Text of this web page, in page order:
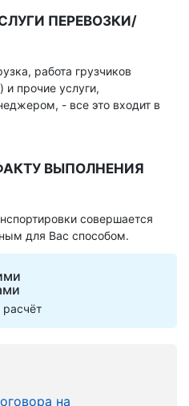
ПЕРЕВОЗКИ/
работа грузчиков
и прочие услуги,
- все это входит в
ВЫПОЛНЕНИЯ
совершается
для Вас способом.
на